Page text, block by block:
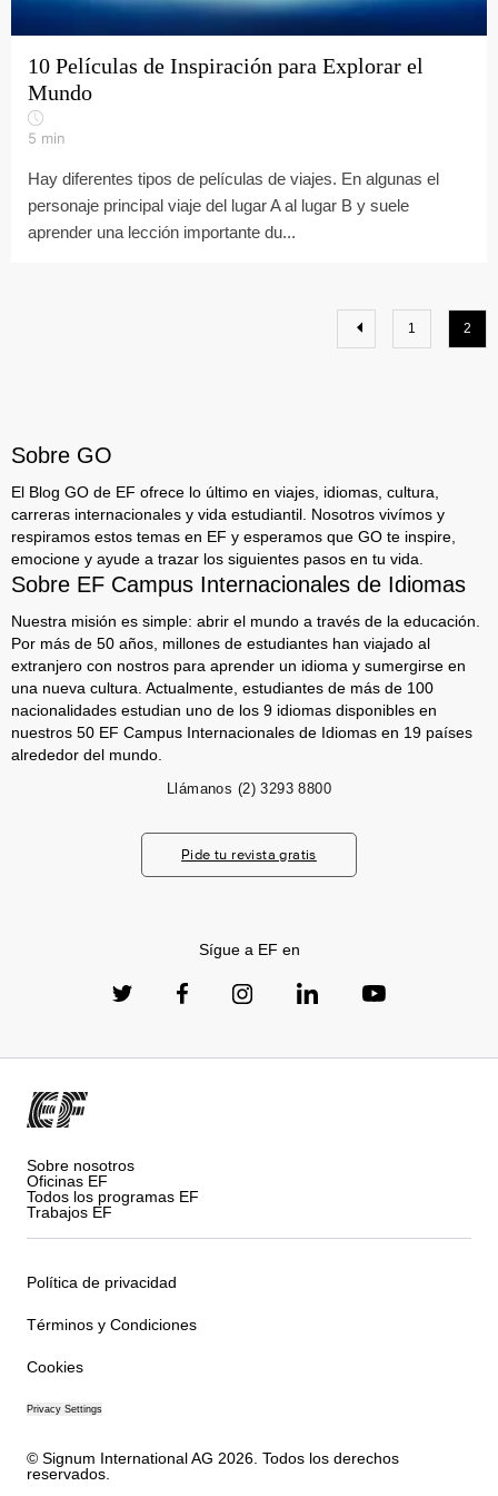
10 Películas de Inspiración para Explorar el
Mundo
5 min
Hay diferentes tipos de películas de viajes. En algunas el
personaje principal viaje del lugar A al lugar B y suele
aprender una lección importante du...
1 2
Sobre GO
El Blog GO de EF ofrece lo último en viajes, idiomas, cultura,
carreras internacionales y vida estudiantil. Nosotros vivímos y
respiramos estos temas en EF y esperamos que GO te inspire,
emocione y ayude a trazar los siguientes pasos en tu vida.
Sobre EF Campus Internacionales de Idiomas
Nuestra misión es simple: abrir el mundo a través de la educación.
Por más de 50 años, millones de estudiantes han viajado al
extranjero con nostros para aprender un idioma y sumergirse en
una nueva cultura. Actualmente, estudiantes de más de 100
nacionalidades estudian uno de los 9 idiomas disponibles en
nuestros 50 EF Campus Internacionales de Idiomas en 19 países
alrededor del mundo.
Llámanos (2) 3293 8800
Pide tu revista gratis
Sígue a EF en
Sobre nosotros
Oficinas EF
Todos los programas EF
Trabajos EF
Política de privacidad
Términos y Condiciones
Cookies
Privacy Settings
© Signum International AG 2026. Todos los derechos
reservados.